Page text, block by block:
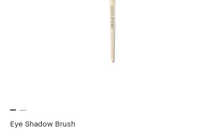
Eye Shadow Brush